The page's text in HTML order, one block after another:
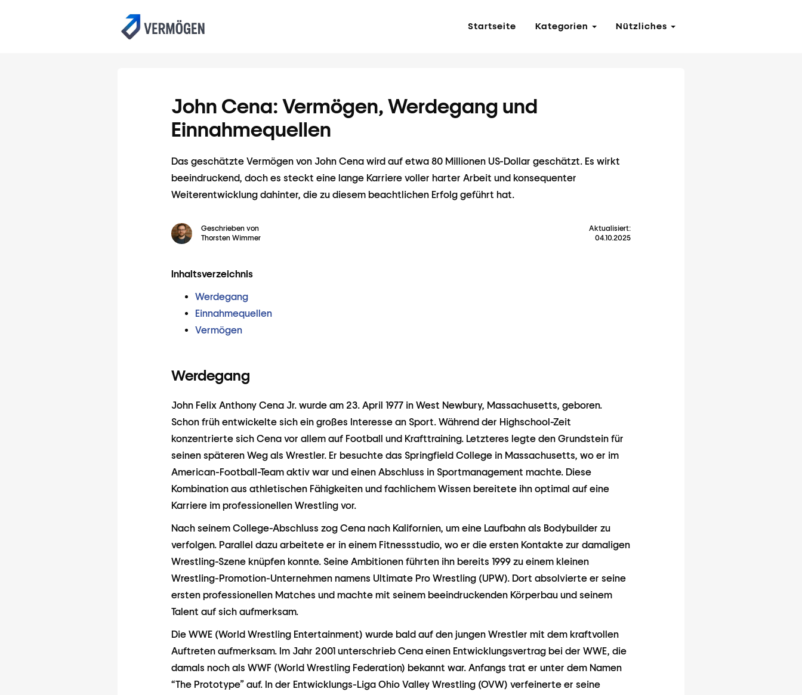
Startseite Kategorien Nützliches
John Cena: Vermögen, Werdegang und
Einnahmequellen
Das geschätzte Vermögen von John Cena wird auf etwa 80 Millionen US-Dollar geschätzt. Es wirkt
beeindruckend, doch es steckt eine lange Karriere voller harter Arbeit und konsequenter
Weiterentwicklung dahinter, die zu diesem beachtlichen Erfolg geführt hat.
Geschrieben von
Thorsten Wimmer
Aktualisiert:
04.10.2025
Inhaltsverzeichnis
Werdegang
Einnahmequellen
Vermögen
Werdegang
John Felix Anthony Cena Jr. wurde am 23. April 1977 in West Newbury, Massachusetts, geboren.
Schon früh entwickelte sich ein großes Interesse an Sport. Während der Highschool-Zeit
konzentrierte sich Cena vor allem auf Football und Krafttraining. Letzteres legte den Grundstein für
seinen späteren Weg als Wrestler. Er besuchte das Springfield College in Massachusetts, wo er im
American-Football-Team aktiv war und einen Abschluss in Sportmanagement machte. Diese
Kombination aus athletischen Fähigkeiten und fachlichem Wissen bereitete ihn optimal auf eine
Karriere im professionellen Wrestling vor.
Nach seinem College-Abschluss zog Cena nach Kalifornien, um eine Laufbahn als Bodybuilder zu
verfolgen. Parallel dazu arbeitete er in einem Fitnessstudio, wo er die ersten Kontakte zur damaligen
Wrestling-Szene knüpfen konnte. Seine Ambitionen führten ihn bereits 1999 zu einem kleinen
Wrestling-Promotion-Unternehmen namens Ultimate Pro Wrestling (UPW). Dort absolvierte er seine
ersten professionellen Matches und machte mit seinem beeindruckenden Körperbau und seinem
Talent auf sich aufmerksam.
Die WWE (World Wrestling Entertainment) wurde bald auf den jungen Wrestler mit dem kraftvollen
Auftreten aufmerksam. Im Jahr 2001 unterschrieb Cena einen Entwicklungsvertrag bei der WWE, die
damals noch als WWF (World Wrestling Federation) bekannt war. Anfangs trat er unter dem Namen
“The Prototype” auf. In der Entwicklungs-Liga Ohio Valley Wrestling (OVW) verfeinerte er seine